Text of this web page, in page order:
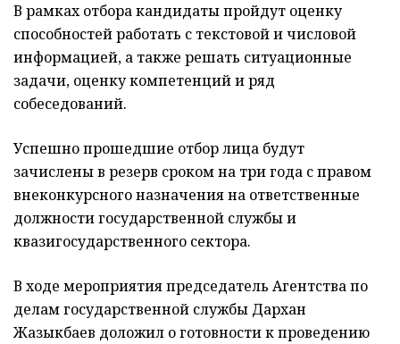
В рамках отбора кандидаты пройдут оценку
способностей работать с текстовой и числовой
информацией, а также решать ситуационные
задачи, оценку компетенций и ряд
собеседований.
Успешно прошедшие отбор лица будут
зачислены в резерв сроком на три года с правом
внеконкурсного назначения на ответственные
должности государственной службы и
квазигосударственного сектора.
В ходе мероприятия председатель Агентства по
делам государственной службы Дархан
Жазыкбаев доложил о готовности к проведению